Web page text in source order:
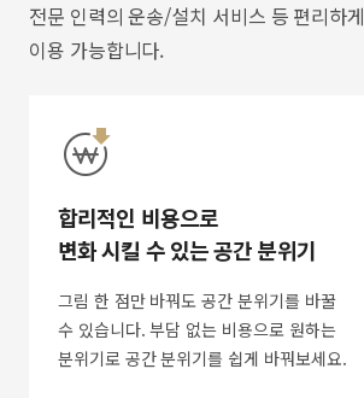
전문 인력의 운송/설치 서비스 등 편리하게
이용 가능합니다.
합리적인 비용으로
변화 시킬 수 있는 공간 분위기
그림 한 점만 바꿔도 공간 분위기를 바꿀
수 있습니다. 부담 없는 비용으로 원하는
분위기로 공간 분위기를 쉽게 바꿔보세요.